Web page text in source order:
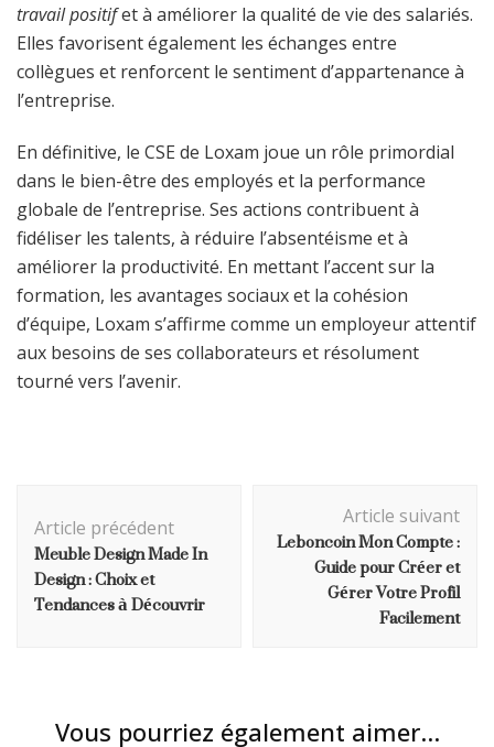
travail positifet à améliorer la qualité de vie des salariés.
Elles favorisent également les échanges entre
collègues et renforcent le sentiment d’appartenance à
l’entreprise.
En définitive, le CSE de Loxam joue un rôle primordial
dans le bien-être des employés et la performance
globale de l’entreprise. Ses actions contribuent à
fidéliser les talents, à réduire l’absentéisme et à
améliorer la productivité. En mettant l’accent sur la
formation, les avantages sociaux et la cohésion
d’équipe, Loxam s’affirme comme un employeur attentif
aux besoins de ses collaborateurs et résolument
tourné vers l’avenir.
d'article
Article précédent
Meuble Design Made In
Design : Choix et
Tendances à Découvrir
Article suivant
Leboncoin Mon Compte :
Guide pour Créer et
Gérer Votre Profil
Facilement
Vous pourriez également aimer...